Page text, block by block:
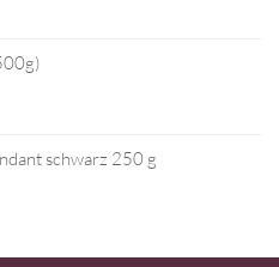
schwarz 250 g